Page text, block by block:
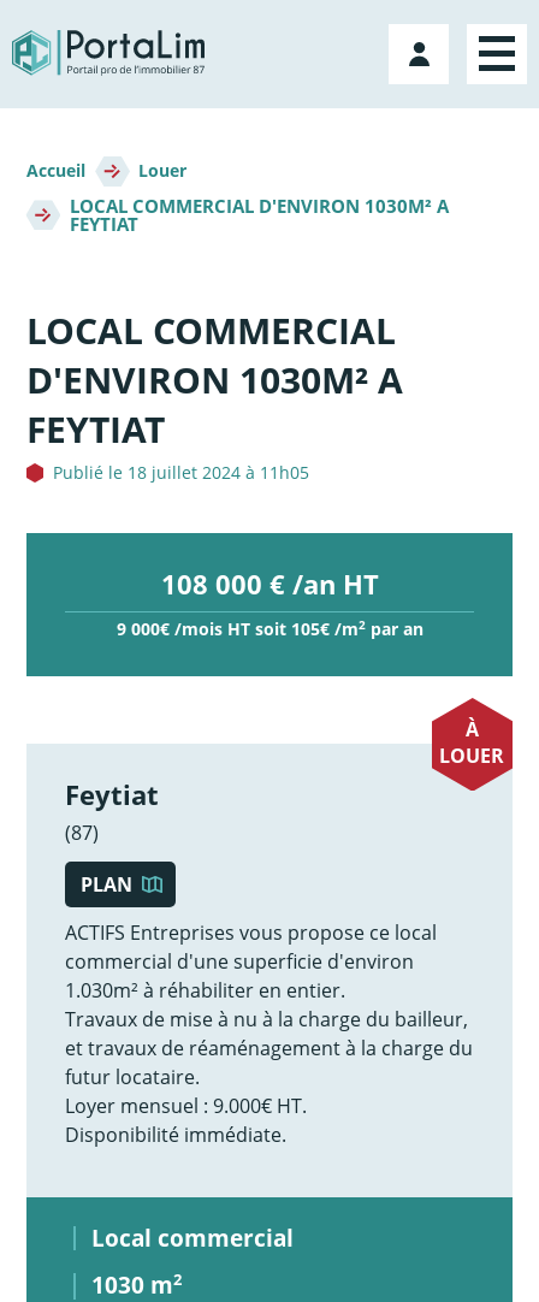
directement
au
contenu
Mon
compte
d'Ariane
Accueil Louer
LOCAL COMMERCIAL D'ENVIRON 1030M² A
FEYTIAT
LOCAL COMMERCIAL
D'ENVIRON 1030M² A
FEYTIAT
Publié le 18 juillet 2024 à 11h05
108 000 € /an HT
9 000€ /mois HT soit 105€ /m2par an
À
LOUER
Feytiat
(87)
PLAN
ACTIFS Entreprises vous propose ce local
commercial d'une superficie d'environ
1.030m² à réhabiliter en entier.
Travaux de mise à nu à la charge du bailleur,
et travaux de réaménagement à la charge du
futur locataire.
Loyer mensuel : 9.000€ HT.
Disponibilité immédiate.
Local commercial
1030 m2